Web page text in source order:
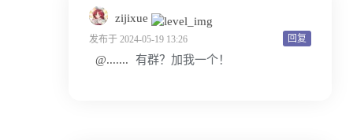
zijixue
回复
发布于 2024-05-19 13:26
@....... 有群？加我一个！